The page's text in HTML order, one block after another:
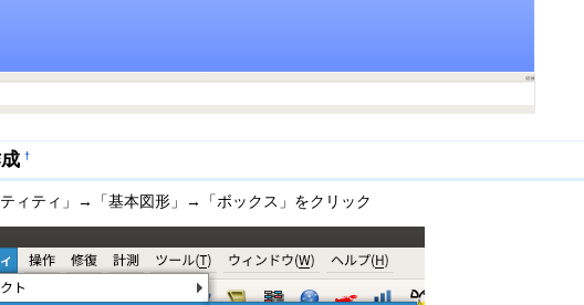
†
ティティ」→「基本図形」→「ボックス」をクリック